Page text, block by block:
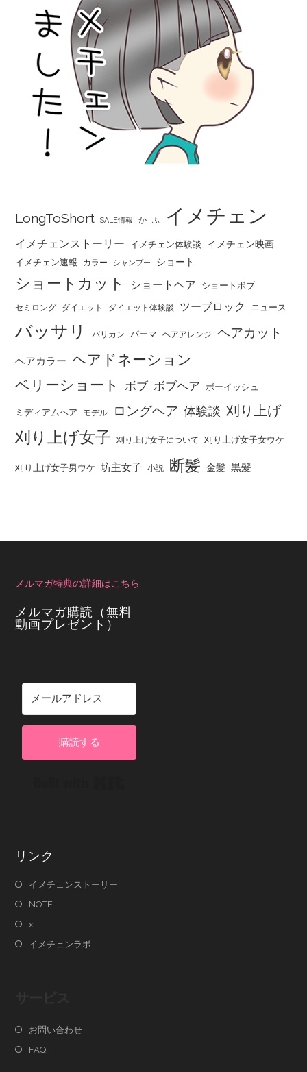
LongToShort SALE情報 か ふ イメチェン
イメチェンストーリー イメチェン体験談 イメチェン映画
イメチェン速報 カラー シャンプー ショート
ショートカット ショートヘア ショートボブ
セミロング ダイエット ダイエット体験談 ツーブロック ニュース
バッサリ バリカン パーマ ヘアアレンジ ヘアカット
ヘアカラー ヘアドネーション
ベリーショート
ボブ ボブヘア ボーイッシュ
ミディアムヘア モデル ロングヘア 体験談 刈り上げ
刈り上げ女子 刈り上げ女子について 刈り上げ女子女ウケ
刈り上げ女子男ウケ 坊主女子 小説 断髪 金髪 黒髪
メルマガ特典の詳細はこちら
メルマガ購読（無料
動画プレゼント）
購読する
リンク
イメチェンストーリー
NOTE
x
イメチェンラボ
お問い合わせ
FAQ